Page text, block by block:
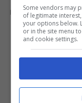
mensilità
Some vendors may
of legitimate
your options below.
or in the site menu
and cookie settings.